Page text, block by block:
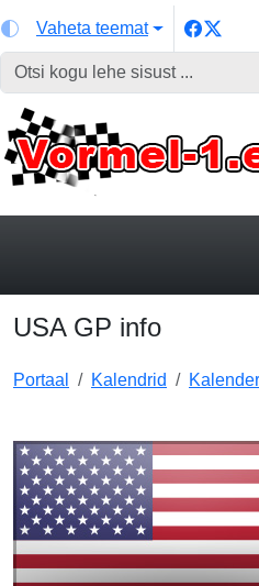
Vaheta teemat
USA GP info
Portaal Kalendrid